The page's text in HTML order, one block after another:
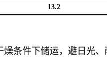
13.2
条件下储运，避日光、